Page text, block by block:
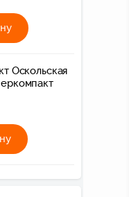
Оскольская